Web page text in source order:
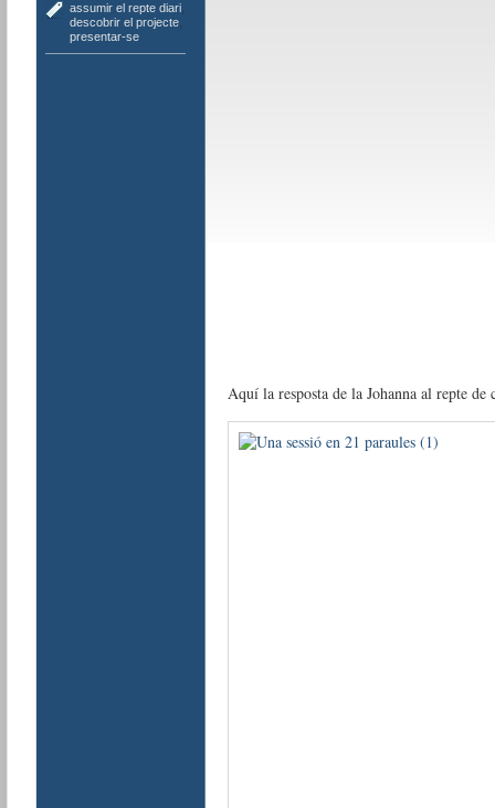
assumir el repte diari,
descobrir el projecte,
presentar-se
Aquí la resposta de la Johanna al repte de